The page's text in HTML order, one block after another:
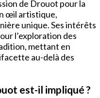
de Drouot pour la
œil artistique,
unique. Ses intérêts
l’exploration des
mettant en
au-delà des
est-il impliqué ?